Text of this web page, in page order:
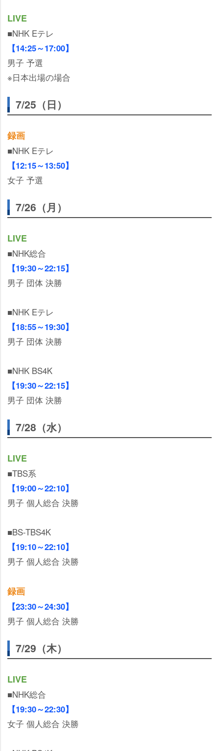
LIVE
■NHK Eテレ
【14:25～17:00】
男子 予選
※日本出場の場合
7/25（日）
録画
■NHK Eテレ
【12:15～13:50】
女子 予選
7/26（月）
LIVE
■NHK総合
【19:30～22:15】
男子 団体 決勝
■NHK Eテレ
【18:55～19:30】
男子 団体 決勝
■NHK BS4K
【19:30～22:15】
男子 団体 決勝
7/28（水）
LIVE
■TBS系
【19:00～22:10】
男子 個人総合 決勝
■BS-TBS4K
【19:10～22:10】
男子 個人総合 決勝
録画
【23:30～24:30】
男子 個人総合 決勝
7/29（木）
LIVE
■NHK総合
【19:30～22:30】
女子 個人総合 決勝